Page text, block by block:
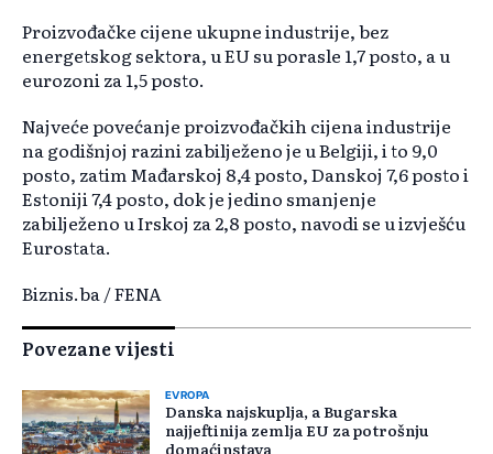
Proizvođačke cijene ukupne industrije, bez
energetskog sektora, u EU su porasle 1,7 posto, a u
eurozoni za 1,5 posto.
Najveće povećanje proizvođačkih cijena industrije
na godišnjoj razini zabilježeno je u Belgiji, i to 9,0
posto, zatim Mađarskoj 8,4 posto, Danskoj 7,6 posto i
Estoniji 7,4 posto, dok je jedino smanjenje
zabilježeno u Irskoj za 2,8 posto, navodi se u izvješću
Eurostata.
Biznis.ba / FENA
Povezane vijesti
EVROPA
Danska najskuplja, a Bugarska
najjeftinija zemlja EU za potrošnju
domaćinstava